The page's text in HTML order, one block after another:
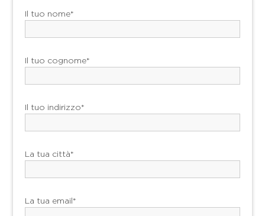
Il tuo nome*
Il tuo cognome*
Il tuo indirizzo*
La tua città*
La tua email*